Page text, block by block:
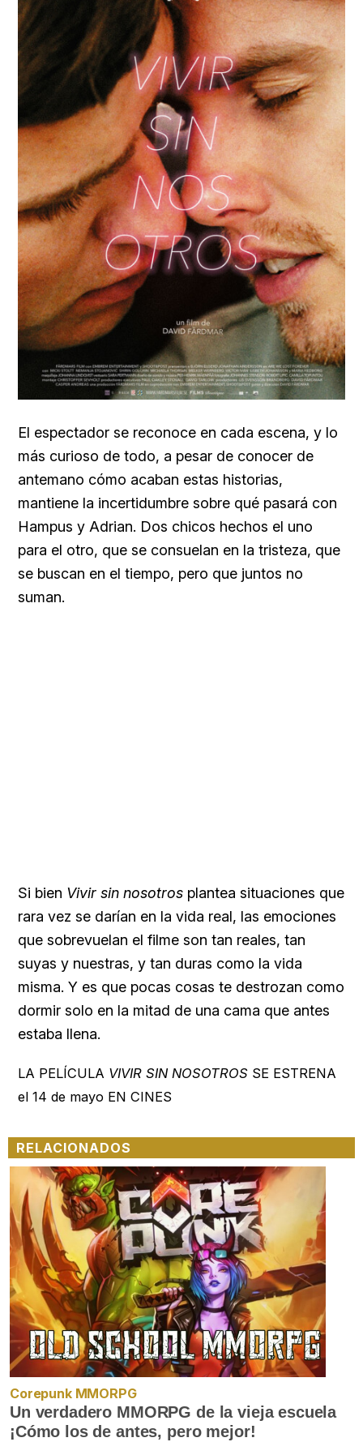
El espectador se reconoce en cada escena, y lo
más curioso de todo, a pesar de conocer de
antemano cómo acaban estas historias,
mantiene la incertidumbre sobre qué pasará con
Hampus y Adrian. Dos chicos hechos el uno
para el otro, que se consuelan en la tristeza, que
se buscan en el tiempo, pero que juntos no
suman.
Si bien Vivir sin nosotros plantea situaciones que
rara vez se darían en la vida real, las emociones
que sobrevuelan el filme son tan reales, tan
suyas y nuestras, y tan duras como la vida
misma. Y es que pocas cosas te destrozan como
dormir solo en la mitad de una cama que antes
estaba llena.
LA PELÍCULA VIVIR SIN NOSOTROS SE ESTRENA
el 14 de mayo EN CINES
RELACIONADOS
Corepunk MMORPG
Un verdadero MMORPG de la vieja escuela
¡Cómo los de antes, pero mejor!